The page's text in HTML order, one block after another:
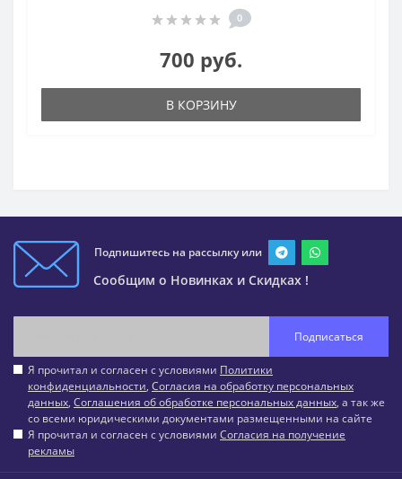
0
700 руб.
В КОРЗИНУ
Подпишитесь на рассылку или
Сообщим о Новинках и Скидках !
Подписаться
Я прочитал и согласен с условиями Политики
конфиденциальности, Согласия на обработку персональных
данных, Соглашения об обработке персональных данных, а так же
со всеми юридическими документами размещенными на сайте
Я прочитал и согласен с условиями Согласия на получение
рекламы